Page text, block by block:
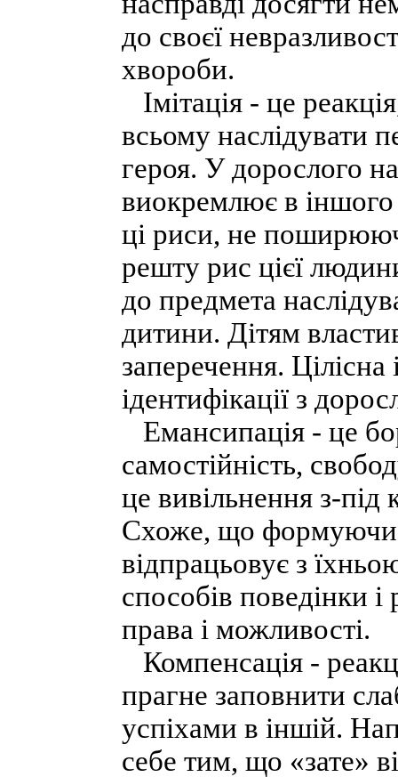
до своєї
хвороби.
Імітація - це
всьому наслідувати
героя. У дорослого
виокремлює в іншого
ці риси, не
решту рис цієї
до предмета
дитини. Дітям
заперечення.
ідентифікації з
Емансипація - це
самостійність,
це вивільнення з-
Схоже, що формуючи
відпрацьовує з
способів поведінки
права і можливості.
Компенсація -
прагне заповнити
успіхами в іншій.
себе тим, що «зате»